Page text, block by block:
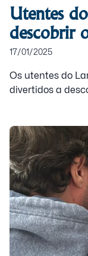
Utentes
descobrir
17/01/2025
Os utentes do
divertidos a